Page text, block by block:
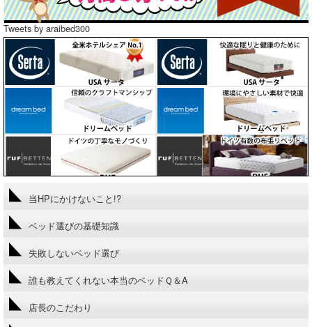
Tweets by araibed300
当HPにかけないこと!?
ベッド選びの基礎知識
失敗しないベッド選び
誰も教えてくれない本当のベッドＱ＆A
店長のこだわり